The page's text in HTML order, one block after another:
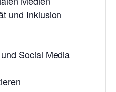
und Inklusion
Social Media